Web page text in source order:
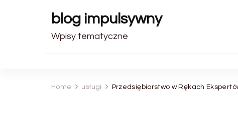
blog impulsywny
Wpisy tematyczne
Home usługi Przedsiębiorstwo w Rękach